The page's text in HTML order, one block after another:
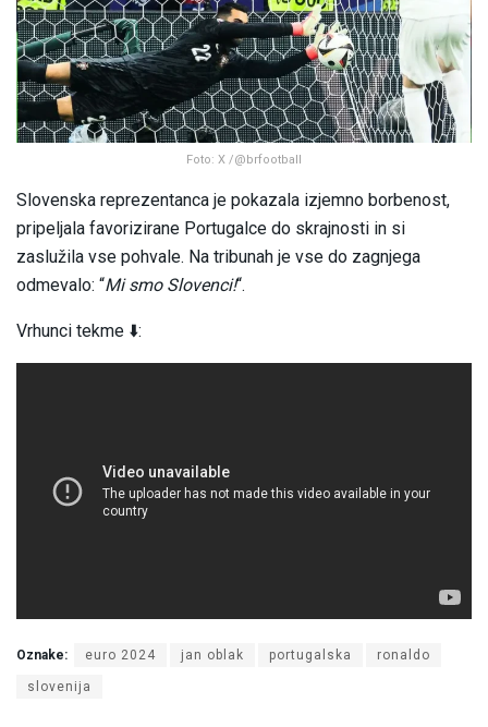
Foto: X /@brfootball
Slovenska reprezentanca je pokazala izjemno borbenost,
pripeljala favorizirane Portugalce do skrajnosti in si
zaslužila vse pohvale. Na tribunah je vse do zagnjega
odmevalo: “Mi smo Slovenci!“.
Vrhunci tekme ⬇️:
Oznake: euro 2024 jan oblak portugalska ronaldo
slovenija